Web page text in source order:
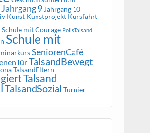
Jahrgang 9 Jahrgang 10
Kunst Kunstprojekt Kursfahrt
mit Courage PolisTalsand
Schule mit
SeniorenCafé
TalsandBewegt
TalsandEltern
Talsand
TalsandSozial Turnier